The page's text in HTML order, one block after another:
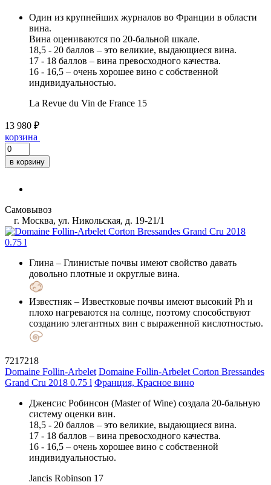
Один из крупнейших журналов во Франции в области
вина.
Вина оцениваются по 20-бальной шкале.
18,5 - 20 баллов – это великие, выдающиеся вина.
17 - 18 баллов – вина превосходного качества.
16 - 16,5 – очень хорошее вино с собственной
индивидуальностью.
La Revue du Vin de France 15
13 980 ₽
корзина
в корзину
Самовывоз
г. Москва, ул. Никольская, д. 19-21/1
Глина – Глинистые почвы имеют свойство давать
довольно плотные и округлые вина.
Известняк – Известковые почвы имеют высокий Ph и
плохо нагреваются на солнце, поэтому способствуют
созданию элегантных вин с выраженной кислотностью.
7217218
Domaine Follin-Arbelet Domaine Follin-Arbelet Corton Bressandes
Grand Cru 2018 0.75 l Франция, Красное вино
Дженсис Робинсон (Master of Wine) создала 20-бальную
систему оценки вин.
18,5 - 20 баллов – это великие, выдающиеся вина.
17 - 18 баллов – вина превосходного качества.
16 - 16,5 – очень хорошее вино с собственной
индивидуальностью.
Jancis Robinson 17